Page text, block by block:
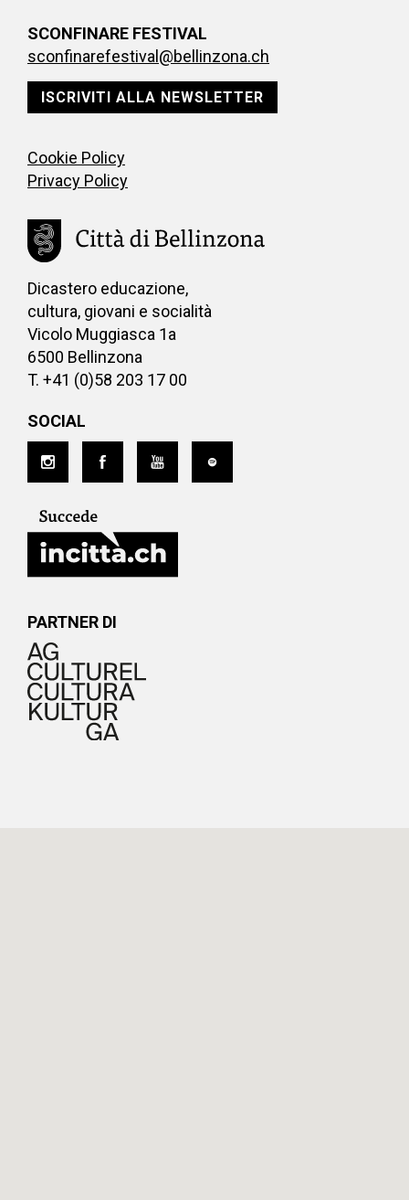
SCONFINARE FESTIVAL
sconfinarefestival@bellinzona.ch
ISCRIVITI ALLA NEWSLETTER
Cookie Policy
Privacy Policy
Dicastero educazione,
cultura, giovani e socialità
Vicolo Muggiasca 1a
6500 Bellinzona
T. +41 (0)58 203 17 00
SOCIAL
PARTNER DI